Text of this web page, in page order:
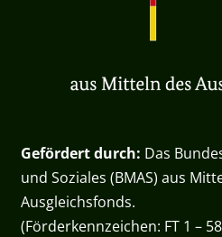
Gefördert durch: Das
und Soziales (BMAS) aus
Ausgleichsfonds.
(Förderkennzeichen: FT 1 –